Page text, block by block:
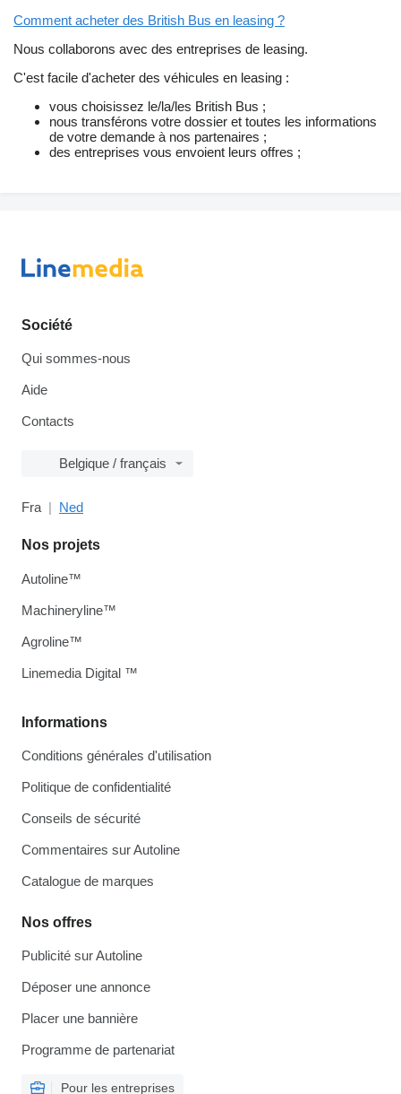
Comment acheter des British Bus en leasing ?
Nous collaborons avec des entreprises de leasing.
C'est facile d'acheter des véhicules en leasing :
vous choisissez le/la/les British Bus ;
nous transférons votre dossier et toutes les informations
de votre demande à nos partenaires ;
des entreprises vous envoient leurs offres ;
Société
Qui sommes-nous
Aide
Contacts
Belgique / français
Fra Ned
Informations
Conditions générales d'utilisation
Politique de confidentialité
Conseils de sécurité
Commentaires sur Autoline
Catalogue de marques
Nos offres
Publicité sur Autoline
Déposer une annonce
Placer une bannière
Programme de partenariat
Pour les entreprises
Nos projets
Autoline™
Machineryline™
Agroline™
Linemedia Digital ™